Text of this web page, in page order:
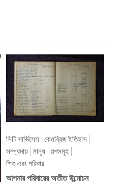
সিটি সার্ভিসেস কেমব্রিজ ইতিহাস
সম্প্রদায় মানুষ গল্পসমূহ
শিশু এবং পরিবার
আপনার পরিবারের অতীত উন্মোচন